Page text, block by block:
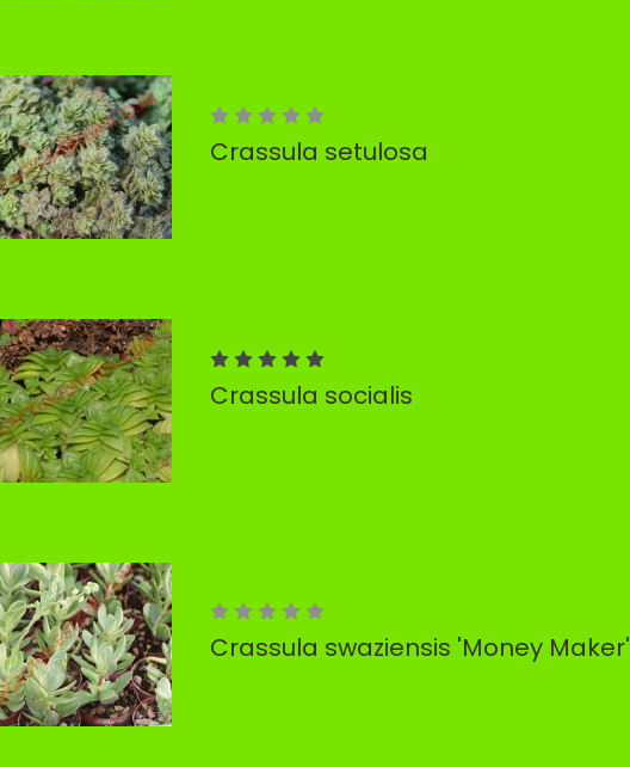
Crassula setulosa
Crassula socialis
Crassula swaziensis 'Money Maker'